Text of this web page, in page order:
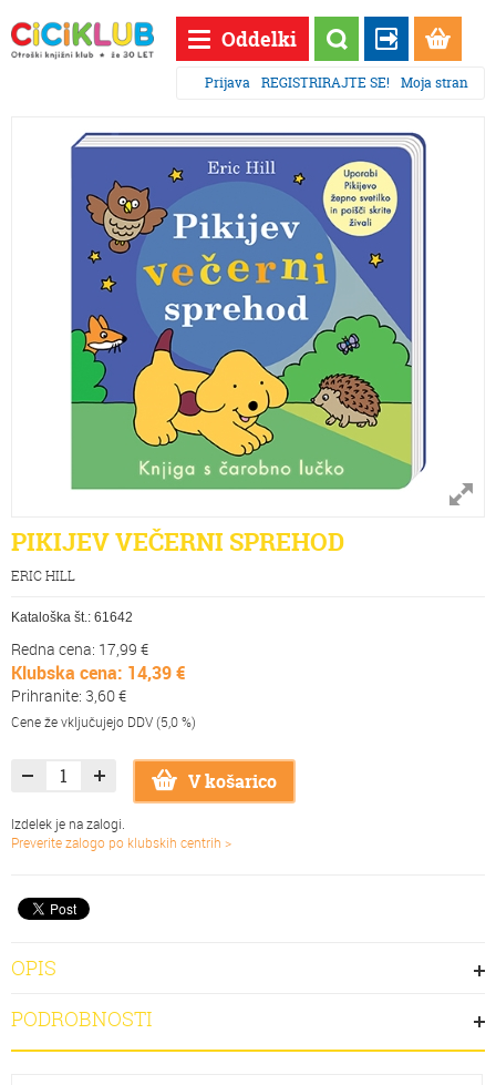
Oddelki
Prijava REGISTRIRAJTE SE! Moja stran
PIKIJEV VEČERNI SPREHOD
ERIC HILL
Kataloška št.: 61642
Redna cena: 17,99 €
Klubska cena: 14,39 €
Prihranite: 3,60 €
Cene že vključujejo DDV (5,0 %)
V košarico
Izdelek je na zalogi.
Preverite zalogo po klubskih centrih >
OPIS
PODROBNOSTI